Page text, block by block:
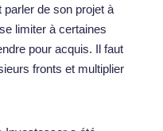
parler de son projet à
limiter à certaines
pour acquis. Il faut
fronts et multiplier